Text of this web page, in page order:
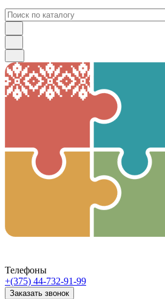
Телефоны
+(375) 44-732-91-99
Заказать звонок